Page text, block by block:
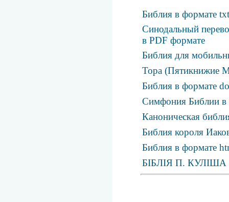
Библия в формате txt
Синодальный
в PDF формате
Библия для
Тора (Пятикнижие
Библия в формате
Симфония Библии
Каноническая
Библия короля
Библия в формате
БІБЛІЯ П. КУЛІША